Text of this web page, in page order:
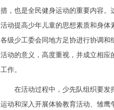
措，也是全民健身运动的重要内容
活动提高少年儿童的思想素质和身体
各级少工委会同地方足协进行协调
活动的意义，高度重视，并成立相
工作。
在活动过程中，少先队组织要发
运动和深入开展体验教育活动、雏